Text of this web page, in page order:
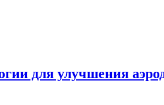
для улучшения